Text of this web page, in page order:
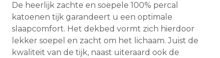
De heerlijk zachte en soepele 100% percal
katoenen tijk garandeert u een optimale
slaapcomfort. Het dekbed vormt zich hierdoor
lekker soepel en zacht om het lichaam. Juist de
kwaliteit van de tijk, naast uiteraard ook de